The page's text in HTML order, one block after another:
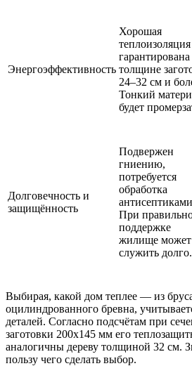
Энергоэффективность
Хорошая
теплоизоляция
толщине
24–32 см и
Тонкий
будет
Долговечность и
защищённость
Подвержен
гниению,
потребуется
обработка
При
поддержке
жилище может
служить долго.
Выбирая, какой дом теплее — из
оцилиндрованного бревна,
деталей. Согласно подсчётам при
заготовки 200х145 мм его
аналогичны дереву толщиной 32 см.
пользу чего сделать выбор.